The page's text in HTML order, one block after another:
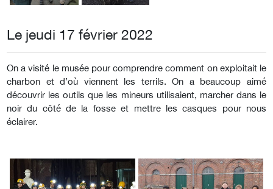
Le jeudi 17 février 2022
On a visité le musée pour comprendre comment on exploitait le
charbon et d’où viennent les terrils. On a beaucoup aimé
découvrir les outils que les mineurs utilisaient, marcher dans le
noir du côté de la fosse et mettre les casques pour nous
éclairer.